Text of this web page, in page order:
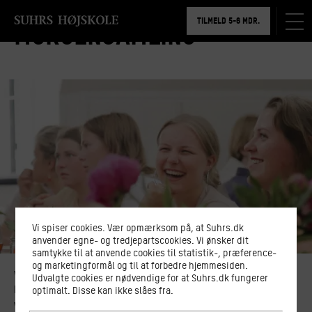
TILMELD 5-6 MDR.
BOOK RUNDVISNING
Morgensamling
Vi begynder hver undervisningsdag med en kort morgensamling.
Fællesskabet er i centrum, og vi forholder vi os til vores egen
verden, og til hvad der sker aktuelt i verden omkring os.
Vi spiser cookies. Vær opmærksom på, at Suhrs.dk
anvender egne- og tredjepartscookies. Vi ønsker dit
samtykke til at anvende cookies til statistik-, præference-
og marketingformål og til at forbedre hjemmesiden.
Udvalgte cookies er nødvendige for at Suhrs.dk fungerer
optimalt. Disse kan ikke slåes fra.